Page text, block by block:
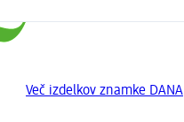
Več izdelkov znamke DANA